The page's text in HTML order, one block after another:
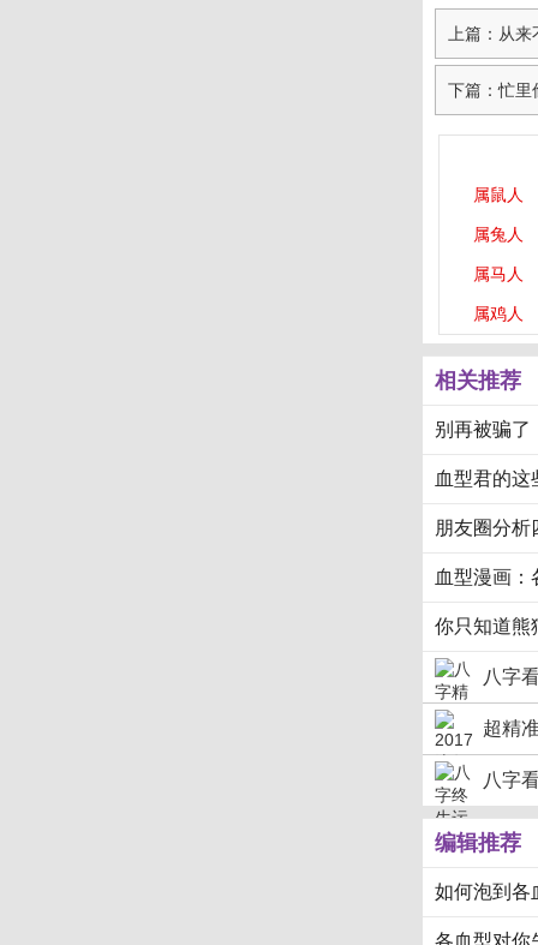
上篇：从
下篇：忙里
属鼠人
属兔人
属马人
属鸡人
相关推荐
别再被骗了
血型君的这
朋友圈分析
血型漫画：
你只知道熊
八字
超精
八字
编辑推荐
如何泡到各
各血型对你